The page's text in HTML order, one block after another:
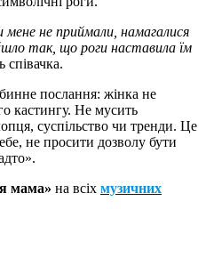
мене не приймали, намагалися
так, що роги наставила їм
послання: жінка не
кастингу. Не мусить
суспільство чи тренди. Це
не просити дозволу бути
мама» на всіх музичних